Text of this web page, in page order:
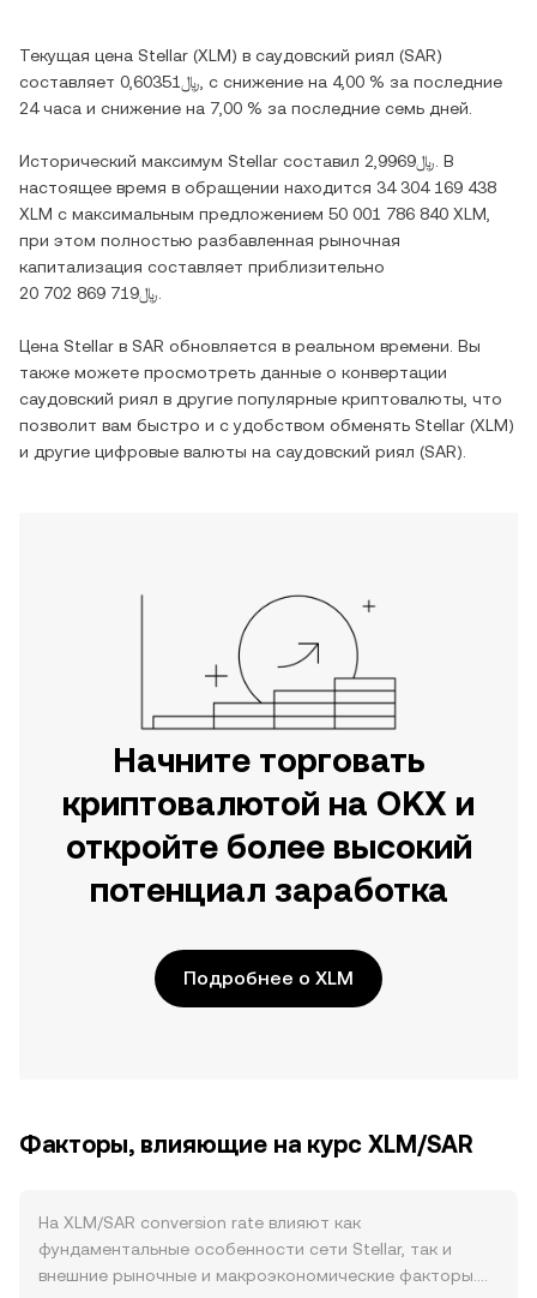
Текущая цена Stellar (XLM) в саудовский риял (SAR)
составляет
﷼0,60351 , c снижение на 4,00 % за последние
24 часа и снижение на 7,00 % за последние семь дней.
Исторический максимум Stellar составил ﷼2,9969 . В
настоящее время в обращении находится 34 304 169 438
XLM с максимальным предложением 50 001 786 840 XLM
при этом полностью разбавленная рыночная
капитализация составляет приблизительно
﷼20 702 869 719
Цена Stellar в SAR обновляется в реальном времени. Вы
также можете просмотреть данные о конвертации
саудовский риял в другие популярные криптовалюты, что
позволит вам быстро и с удобством обменять Stellar (XLM)
и другие цифровые валюты на саудовский риял (SAR).
Начните торговать
криптовалютой на OKX и
откройте более высокий
потенциал заработка
Подробнее о XLM
Факторы, влияющие на курс XLM/SAR
На XLM/SAR conversion rate влияют как
фундаментальные особенности сети Stellar, так и
внешние рыночные и макроэкономические факторы.